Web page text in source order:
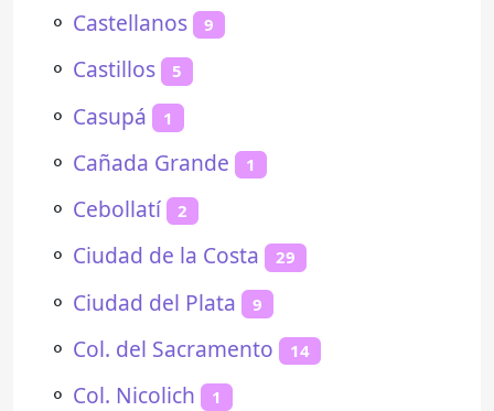
⚬ Castellanos 9
⚬ Castillos 5
⚬ Casupá 1
⚬ Cañada Grande 1
⚬ Cebollatí 2
⚬ Ciudad de la Costa 29
⚬ Ciudad del Plata 9
⚬ Col. del Sacramento 14
⚬ Col. Nicolich 1